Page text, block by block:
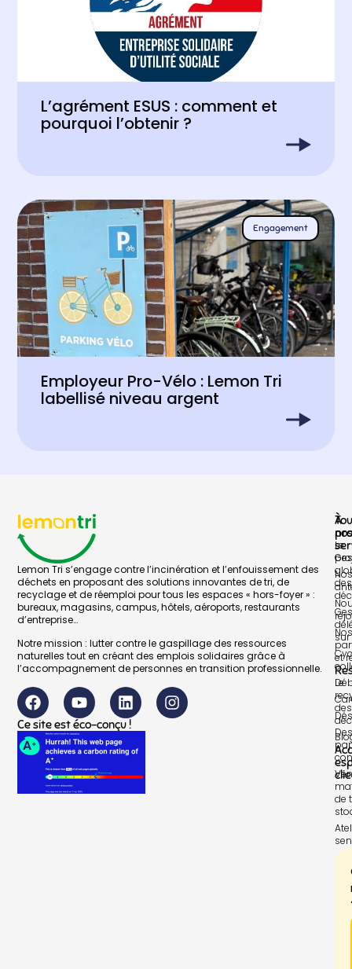
L’agrément ESUS : comment et
pourquoi l’obtenir ?
Engagement
Employeur Pro-Vélo : Lemon Tri
labellisé niveau argent
Lemon Tri s’engage contre l’incinération et l’enfouissement des
déchets en proposant des solutions innovantes de tri, de
recyclage et de réemploi pour tous les espaces « hors-foyer » :
bureaux, magasins, campus, hôtels, aéroports, restaurants
d’entreprise…
Notre mission : lutter contre le gaspillage des ressources
naturelles tout en créant des emplois solidaires grâce à
l’accompagnement de personnes en transition professionnelle.
Ce site est éco-conçu !
À
Le
Nos
Nos
et
Le
des
nos
des
sur
de